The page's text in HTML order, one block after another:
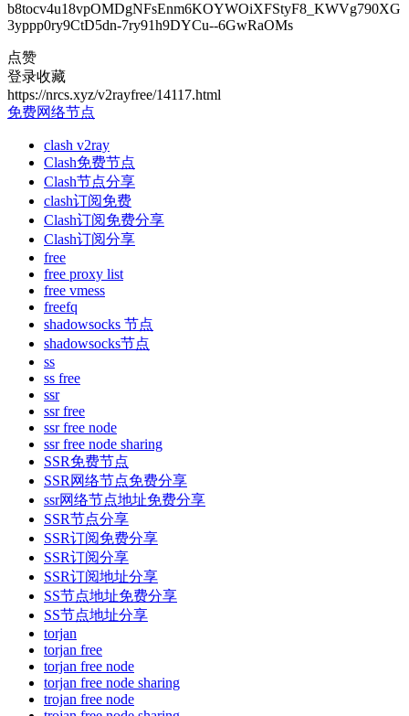
b8tocv4u18vpOMDgNFsEnm6KOYWOiXFStyF8_KWVg790XG
3yppp0ry9CtD5dn-7ry91h9DYCu--6GwRaOMs
点赞
登录收藏
https://nrcs.xyz/v2rayfree/14117.html
免费网络节点
clash v2ray
Clash免费节点
Clash节点分享
clash订阅免费
Clash订阅免费分享
Clash订阅分享
free
free proxy list
free vmess
freefq
shadowsocks 节点
shadowsocks节点
ss
ss free
ssr
ssr free
ssr free node
ssr free node sharing
SSR免费节点
SSR网络节点免费分享
ssr网络节点地址免费分享
SSR节点分享
SSR订阅免费分享
SSR订阅分享
SSR订阅地址分享
SS节点地址免费分享
SS节点地址分享
torjan
torjan free
torjan free node
torjan free node sharing
trojan free node